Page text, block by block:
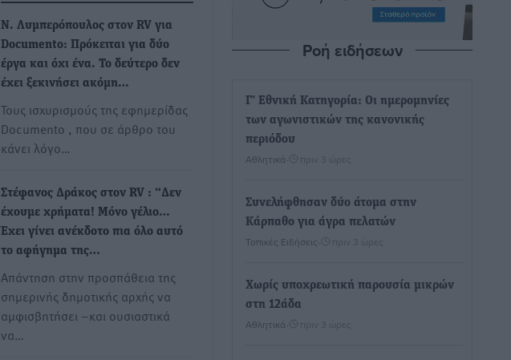
Ν. Λυμπερόπουλος στον RV για
Documento: Πρόκειται για δύο
έργα και όχι ένα. Το δεύτερο δεν
έχει ξεκινήσει ακόμη…
Τους ισχυρισμούς της εφημερίδας
Documento , που σε άρθρο του
κάνει λόγο…
Στέφανος Δράκος στον RV : “Δεν
έχουμε χρήματα! Μόνο γέλιο…
Έχει γίνει ανέκδοτο πια όλο αυτό
το αφήγημα της…
Απάντηση στην προσπάθεια της
σημερινής δημοτικής αρχής να
αμφισβητήσει –και ουσιαστικά
να…
Ροή ειδήσεων
Γ’ Εθνική Κατηγορία: Οι ημερομηνίες
των αγωνιστικών της κανονικής
περιόδου
Αθλητικά πριν 3 ώρες
Συνελήφθησαν δύο άτομα στην
Κάρπαθο για άγρα πελατών
Τοπικές Ειδήσεις πριν 3 ώρες
Χωρίς υποχρεωτική παρουσία μικρών
στη 12άδα
Αθλητικά πριν 3 ώρες